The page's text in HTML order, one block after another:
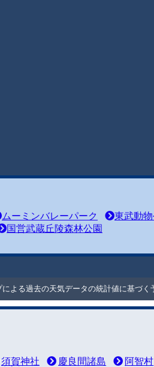
ムーミンバレーパーク 東武動物
国営武蔵丘陵森林公園
よる過去の天気データの統計値に基づく
須賀神社 慶良間諸島 阿智村